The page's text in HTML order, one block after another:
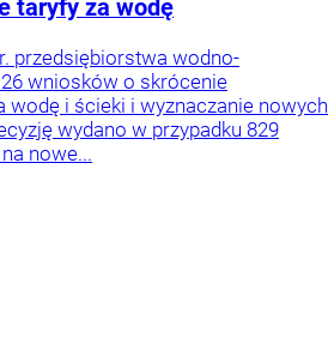
taryfy za wodę
przedsiębiorstwa wodno-
wniosków o skrócenie
wodę i ścieki i wyznaczanie nowych
wydano w przypadku 829
nowe...